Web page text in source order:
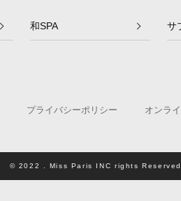
和SPA サ
プライバシーポリシー オンラ
© 2022 . Miss Paris INC rights Reserved.